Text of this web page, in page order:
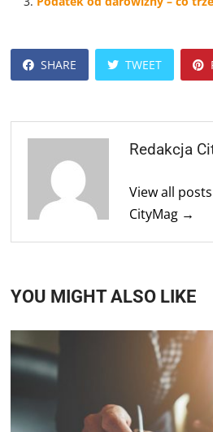
SHARE TWEET
Redakcja
View all
CityMag →
YOU MIGHT ALSO LIKE